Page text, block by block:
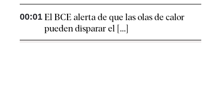
00:01 El BCE alerta de que las olas de calor
pueden disparar el [...]